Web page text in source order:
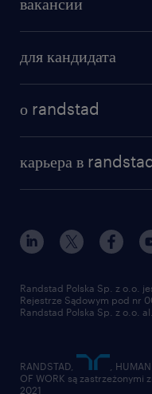
бонусы для работников
для кандидата
о randstad
институт
для медиа
для поставщиков
карьера в
наш мир
работа в randstad
отправить резюме
Randstad Polska Sp. z o.o.
Rejestrze Sądowym pod nr
Randstad Polska Sp. z o.o.
RANDSTAD,
,
OF WORK są zastrzeżonymi
2021